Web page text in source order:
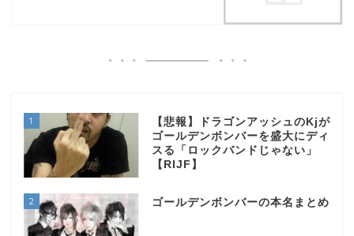
1
【悲報】ドラゴンアッシュのKjが
ゴールデンボンバーを盛大にディ
スる「ロックバンドじゃない」
【RIJF】
2 ゴールデンボンバーの本名まとめ